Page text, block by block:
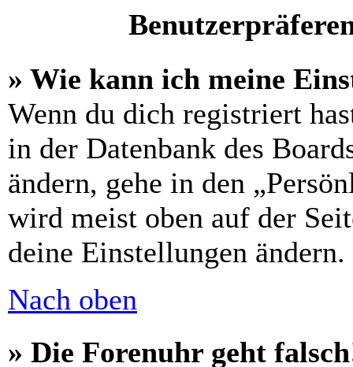
» Wie kann ich meine
Wenn du dich registriert
in der Datenbank des
ändern, gehe in den
wird meist oben auf der
deine Einstellungen ändern.
Nach oben
» Die Forenuhr geht